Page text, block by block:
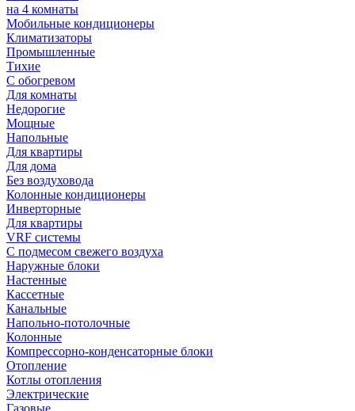
на 4 комнаты
Мобильные кондиционеры
Климатизаторы
Промышленные
Тихие
С обогревом
Для комнаты
Недорогие
Мощные
Напольные
Для квартиры
Для дома
Без воздуховода
Колонные кондиционеры
Инверторные
Для квартиры
VRF системы
С подмесом свежего воздуха
Наружные блоки
Настенные
Кассетные
Канальные
Напольно-потолочные
Колонные
Компрессорно-конденсаторные блоки
Отопление
Котлы отопления
Электрические
Газовые